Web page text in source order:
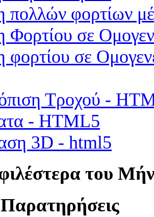
πολλών φορτίων
Φορτίου σε
φορτίου σε
Τροχού -
- HTML5
3D - html5
του